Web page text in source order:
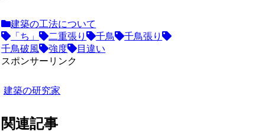
建築の工法について
「ち」
二重張り 千鳥
千鳥張り
千鳥破風
強度
目違い
スポンサーリンク
建築の研究家
関連記事